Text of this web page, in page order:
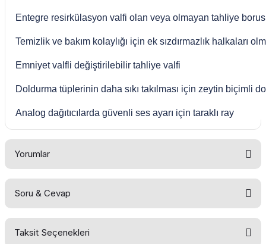
Entegre resirkülasyon valfi olan veya olmayan tahliye
Temizlik ve bakım kolaylığı için ek sızdırmazlık halkaları
Emniyet valfli değiştirilebilir tahliye valfi
Doldurma tüplerinin daha sıkı takılması için zeytin biçimli
Analog dağıtıcılarda güvenli ses ayarı için taraklı ray
Yorumlar
Soru & Cevap
Taksit Seçenekleri